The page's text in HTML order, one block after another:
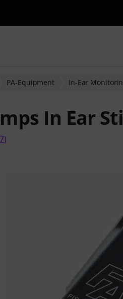
PA-Equipment In-Ear
In Ear
5 Sternen aus 277
)